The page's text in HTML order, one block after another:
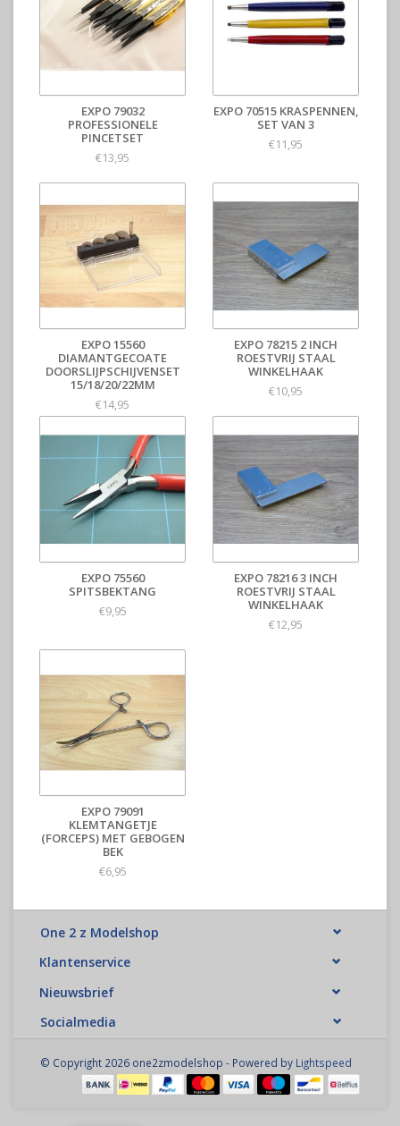
EXPO 79032
PROFESSIONELE
PINCETSET
€13,95
EXPO 70515 KRASPENNEN,
SET VAN 3
€11,95
EXPO 15560
DIAMANTGECOATE
DOORSLIJPSCHIJVENSET
15/18/20/22MM
€14,95
EXPO 78215 2 INCH
ROESTVRIJ STAAL
WINKELHAAK
€10,95
EXPO 75560
SPITSBEKTANG
€9,95
EXPO 78216 3 INCH
ROESTVRIJ STAAL
WINKELHAAK
€12,95
EXPO 79091
KLEMTANGETJE
(FORCEPS) MET GEBOGEN
BEK
€6,95
One 2 z Modelshop
Klantenservice
Nieuwsbrief
Socialmedia
© Copyright 2026 one2zmodelshop - Powered by Lightspeed